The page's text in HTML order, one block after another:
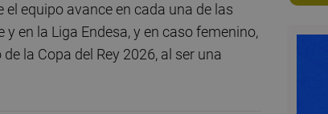
equipo avance en cada una de las
en la Liga Endesa, y en caso femenino,
la Copa del Rey 2026, al ser una